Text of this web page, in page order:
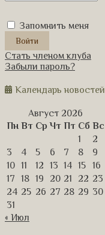
Запомнить меня
Стать членом клуба
Забыли пароль?
Календарь новостей
Август 2026
Пн Вт Ср Чт Пт Сб Вс
1
2
3
4 5 6 7 8
9
10 11 12 13 14 15
16
17
18 19 20 21 22 23
24 25 26 27 28 29 30
31
« Июл